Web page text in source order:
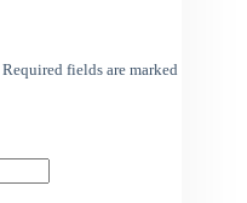
Required fields are marked